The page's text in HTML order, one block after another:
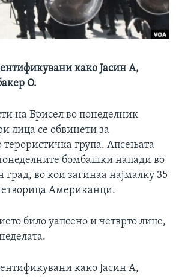
како Јасин А,
О.
на Брисел во понеделник
лица се обвинети за
терористичка група. Апсењата
бомбашки напади во
град, во кои загинаа најмалку 35
Американци.
било уапсено и четврто лице,
како Јасин А,